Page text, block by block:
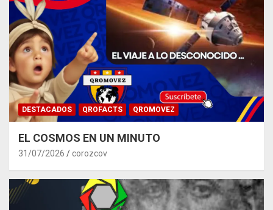
DESTACADOS QROFACTS QROMOVEZ
EL COSMOS EN UN MINUTO
31/07/2026 corozcov